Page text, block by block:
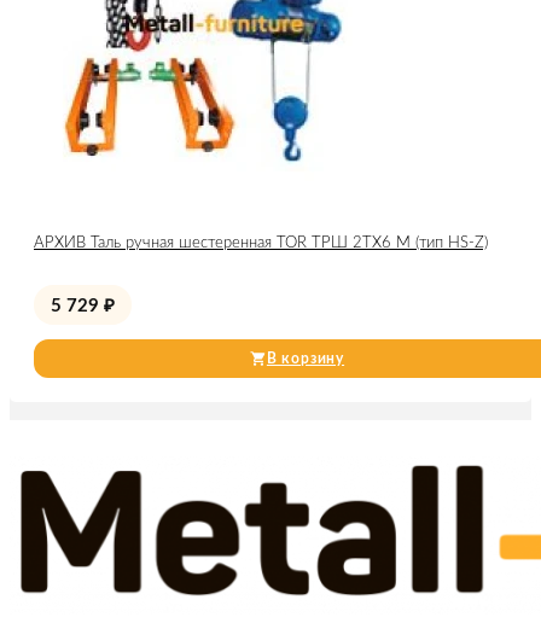
АРХИВ Таль ручная шестеренная TOR ТРШ 2ТХ6 М (тип HS-Z)
5 729 ₽
В корзину